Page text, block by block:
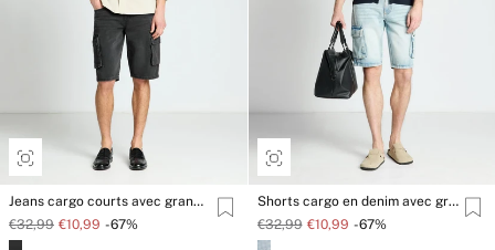
Jeans cargo courts avec grandes poches unies
€32,99 €10,99 -67%
Shorts cargo en denim avec grandes poches
€32,99 €10,99 -67%